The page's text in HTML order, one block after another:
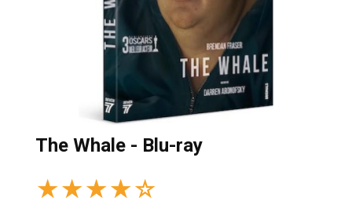
The Whale - Blu-ray
★★★★☆